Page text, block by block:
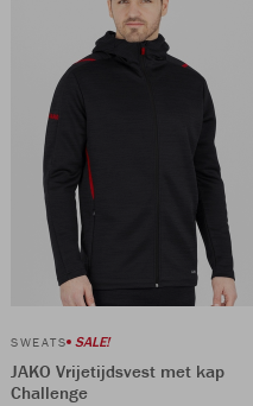
SWEATS SALE!
JAKO Vrijetijdsvest met kap
Challenge